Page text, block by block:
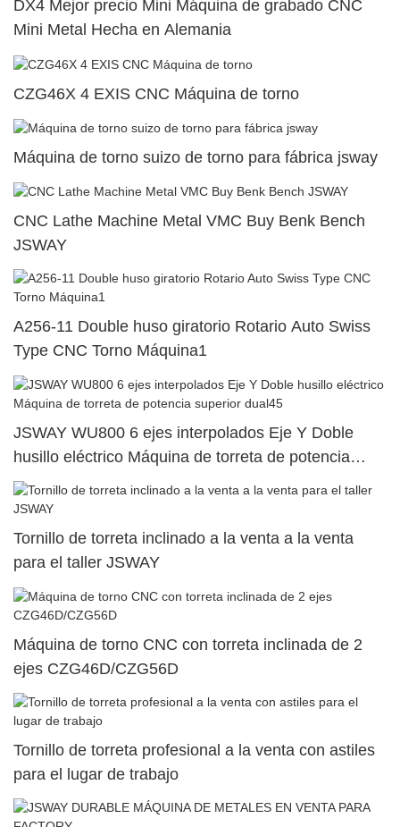
DX4 Mejor precio Mini Máquina de grabado CNC
Mini Metal Hecha en Alemania
CZG46X 4 EXIS CNC Máquina de torno
Máquina de torno suizo de torno para fábrica jsway
CNC Lathe Machine Metal VMC Buy Benk Bench
JSWAY
A256-11 Double huso giratorio Rotario Auto Swiss
Type CNC Torno Máquina1
JSWAY WU800 6 ejes interpolados Eje Y Doble
husillo eléctrico Máquina de torreta de potencia
superior dual45
Tornillo de torreta inclinado a la venta a la venta
para el taller JSWAY
Máquina de torno CNC con torreta inclinada de 2
ejes CZG46D/CZG56D
Tornillo de torreta profesional a la venta con astiles
para el lugar de trabajo